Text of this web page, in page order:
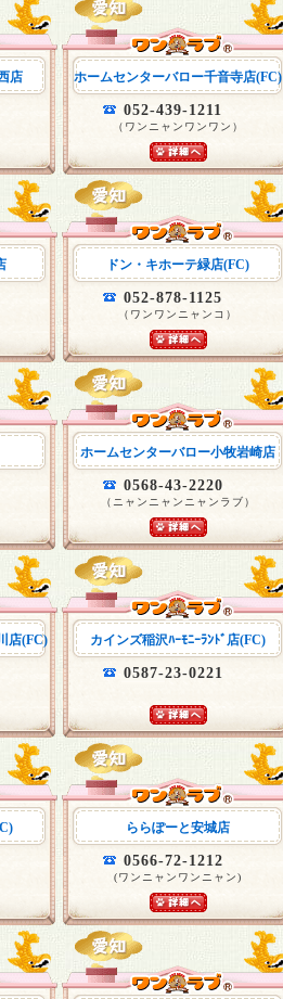
店 ホームセンターバロー千音寺店(FC)
052-439-1211
（ワンニャンワンワン）
ドン・キホーテ緑店(FC)
052-878-1125
（ワンワンニャンコ）
ホームセンターバロー小牧岩崎店
0568-43-2220
（ニャンニャンニャンラブ）
店(FC) カインズ稲沢ﾊｰﾓﾆｰﾗﾝﾄﾞ店(FC)
0587-23-0221
ららぽーと安城店
0566-72-1212
(ワンニャンワンニャン)